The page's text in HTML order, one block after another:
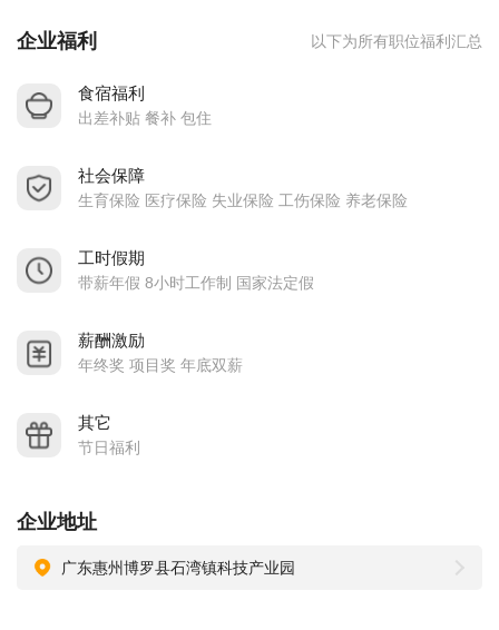
加班费。欢迎社会各届有志之士，加入到我们的大家庭。
1、男女不限，身体健康。
公司提供以下福利：
◆ 公司执行五天8小时正班工作制。
间、经理级一室一厅。公司员工均住单人床，无上铺，另配有
水供应。
◆ 公司餐厅宽敞明亮，每日菜式丰富，能满足不同口味需求。
◆ 全体员工享有国家法定有薪假期及保险福利，工作满一年有5
天有薪年假和工龄奖等。
等，丰富员工文化生活。
及自我展现的舞台。
企业福利 以下为所有职位福利汇总
食宿福利
出差补贴 餐补 包住
社会保障
生育保险 医疗保险 失业保险 工伤保险 养老保险
工时假期
带薪年假 8小时工作制 国家法定假
薪酬激励
年终奖 项目奖 年底双薪
其它
节日福利
企业地址
广东惠州博罗县石湾镇科技产业园